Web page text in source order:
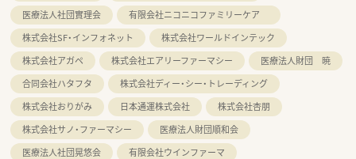
医療法人社団實理会
有限会社ニコニコファミリーケア
株式会社SF・インフォネット
株式会社ワールドインテック
株式会社アガペ
株式会社エアリーファーマシー
医療法人財団 暁
合同会社ハタフタ
株式会社ディー・シー・トレーディング
株式会社おりがみ
日本通運株式会社
株式会社杏朋
株式会社サノ・ファーマシー
医療法人財団順和会
医療法人社団晃悠会
有限会社ウインファーマ